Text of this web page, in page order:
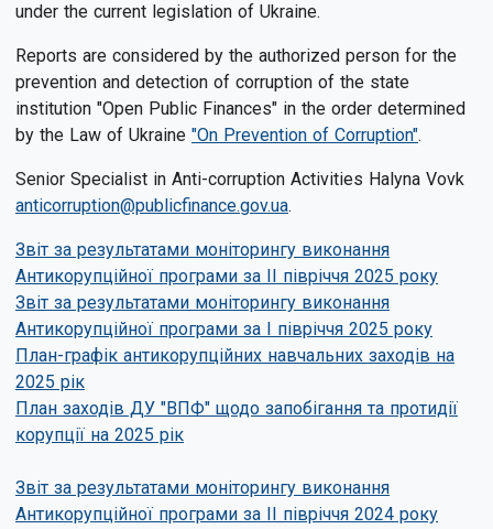
under the current legislation of Ukraine.
Reports are considered by the authorized person for the
prevention and detection of corruption of the state
institution "Open Public Finances" in the order determined
by the Law of Ukraine "On Prevention of Corruption".
Senior Specialist in Anti-corruption Activities Halyna Vovk
anticorruption@publicfinance.gov.ua.
Звіт за результатами моніторингу виконання
Антикорупційної програми за ІI півріччя 2025 року
Звіт за результатами моніторингу виконання
Антикорупційної програми за I півріччя 2025 року
План-графік антикорупційних навчальних заходів на
2025 рік
План заходів ДУ "ВПФ" щодо запобігання та протидії
корупції на 2025 рік
Звіт за результатами моніторингу виконання
Антикорупційної програми за II півріччя 2024 року